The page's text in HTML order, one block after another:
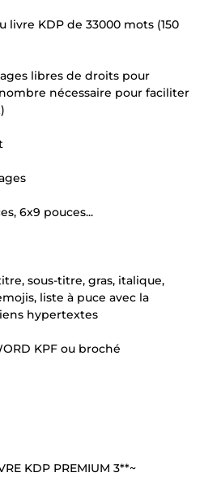
KDP de 33000 mots (150
libres de droits pour
nécessaire pour faciliter
6x9 pouces...
sous-titre, gras, italique,
liste à puce avec la
hypertextes
KPF ou broché
KDP PREMIUM 3**~